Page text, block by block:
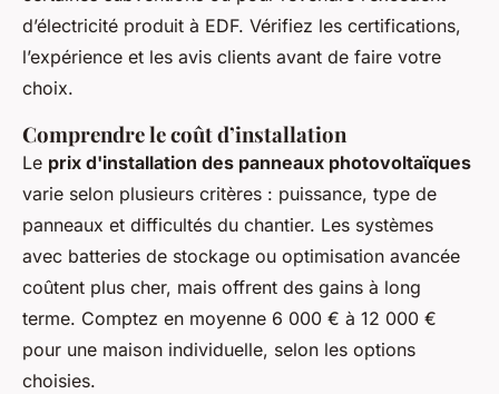
d’électricité produit à EDF. Vérifiez les certifications,
l’expérience et les avis clients avant de faire votre
choix.
Comprendre le coût d’installation
Le prix d'installation des panneaux photovoltaïques
varie selon plusieurs critères : puissance, type de
panneaux et difficultés du chantier. Les systèmes
avec batteries de stockage ou optimisation avancée
coûtent plus cher, mais offrent des gains à long
terme. Comptez en moyenne 6 000 € à 12 000 €
pour une maison individuelle, selon les options
choisies.